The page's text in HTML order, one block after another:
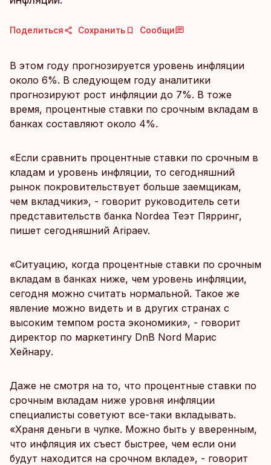
Поделиться Сохранить Сообщи
В этом году прогнозируется уровень инфляции
около 6%. В следующем году аналитики
прогнозируют рост инфляции до 7%. В тоже
время, процентные ставки по срочным вкладам в
банках составляют около 4%.
«Если сравнить процентные ставки по срочным в
кладам и уровень инфляции, то сегодняшний
рынок покровительствует больше заемщикам,
чем вкладчики», - говорит руководитель сети
представительств банка Nordea Теэт Пярринг,
пишет сегодняшний Aripaev.
«Ситуацию, когда процентные ставки по срочным
вкладам в банках ниже, чем уровень инфляции,
сегодня можно считать нормальной. Такое же
явление можно видеть и в других странах с
высоким темпом роста экономики», - говорит
директор по маркетингу DnB Nord Марис
Хейнару.
Даже не смотря на то, что процентные ставки по
срочным вкладам ниже уровня инфляции
специалисты советуют все-таки вкладывать.
«Храня деньги в чулке. Можно быть у вверенным,
что инфляция их съест быстрее, чем если они
будут находится на срочном вкладе», - говорит